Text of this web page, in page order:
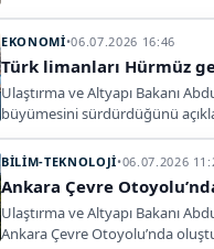
EKONOMİ•06.07.2026 16:46
Türk limanları Hürmüz
Ulaştırma ve Altyapı Bakanı
büyümesini sürdürdüğünü
BİLİM-TEKNOLOJİ•06.07.2026
Ankara Çevre
Ulaştırma ve Altyapı Bakanı
Ankara Çevre Otoyolu’nda